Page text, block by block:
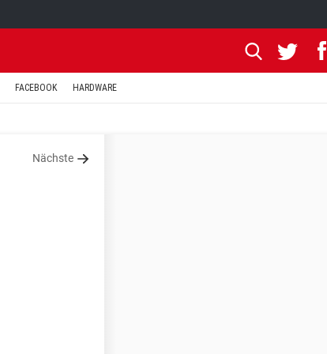
FACEBOOK HARDWARE
Nächste